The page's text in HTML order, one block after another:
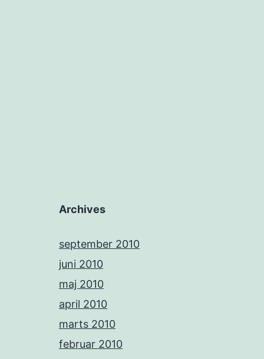
Archives
september 2010
juni 2010
maj 2010
april 2010
marts 2010
februar 2010